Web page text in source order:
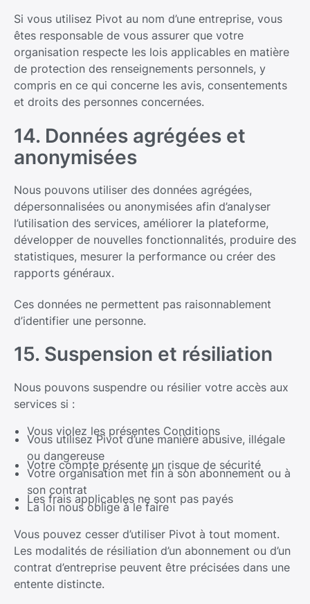
Si vous utilisez Pivot au nom d’une entreprise, vous
êtes responsable de vous assurer que votre
organisation respecte les lois applicables en matière
de protection des renseignements personnels, y
compris en ce qui concerne les avis, consentements
et droits des personnes concernées.
14. Données agrégées et
anonymisées
Nous pouvons utiliser des données agrégées,
dépersonnalisées ou anonymisées afin d’analyser
l’utilisation des services, améliorer la plateforme,
développer de nouvelles fonctionnalités, produire des
statistiques, mesurer la performance ou créer des
rapports généraux.
Ces données ne permettent pas raisonnablement
d’identifier une personne.
15. Suspension et résiliation
Nous pouvons suspendre ou résilier votre accès aux
services si :
Vous violez les présentes Conditions
Vous utilisez Pivot d’une manière abusive, illégale
ou dangereuse
Votre compte présente un risque de sécurité
Votre organisation met fin à son abonnement ou à
son contrat
Les frais applicables ne sont pas payés
La loi nous oblige à le faire
Vous pouvez cesser d’utiliser Pivot à tout moment.
Les modalités de résiliation d’un abonnement ou d’un
contrat d’entreprise peuvent être précisées dans une
entente distincte.